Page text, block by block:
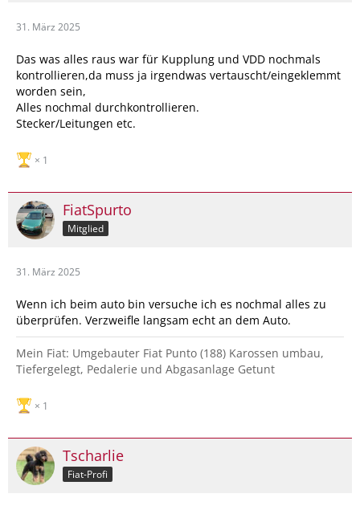
31. März 2025
Das was alles raus war für Kupplung und VDD nochmals
kontrollieren,da muss ja irgendwas vertauscht/eingeklemmt
worden sein,
Alles nochmal durchkontrollieren.
Stecker/Leitungen etc.
1
FiatSpurto
Mitglied
31. März 2025
Wenn ich beim auto bin versuche ich es nochmal alles zu
überprüfen. Verzweifle langsam echt an dem Auto.
Mein Fiat: Umgebauter Fiat Punto (188) Karossen umbau,
Tiefergelegt, Pedalerie und Abgasanlage Getunt
1
Tscharlie
Fiat-Profi